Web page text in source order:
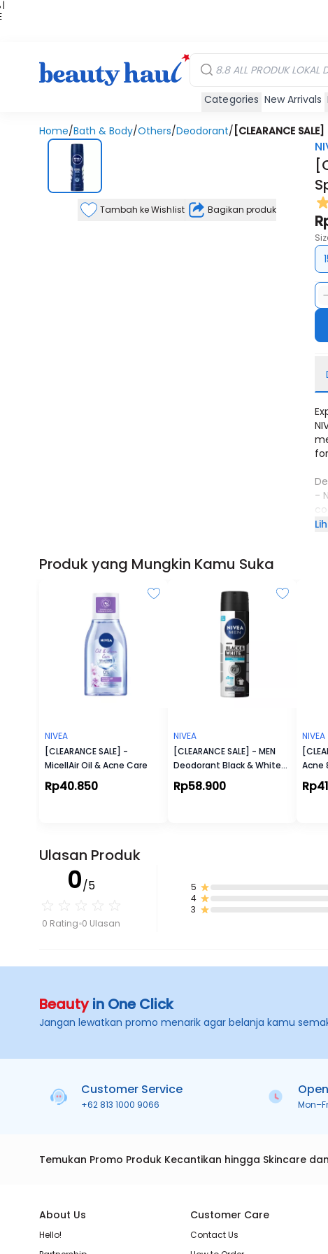
|
Categories New Arrivals
Home/Bath & Body/Others/Deodorant/ [CLEARANCE
Tambah ke Wishlist Bagikan produk
-
-
Produk yang Mungkin Kamu Suka
NIVEA
[CLEARANCE SALE] -
MicellAir Oil & Acne Care
Rp40.850
NIVEA
[CLEARANCE SALE] - MEN
Deodorant Black & White
Fresh Spray
Rp58.900
NIVEA
Acne
100ml
Ulasan Produk
0/5
0 Rating 0 Ulasan
5
4
3
Beautyin One Click
Jangan lewatkan promo menarik agar belanja kamu
Customer Service
+62 813 1000 9066
Temukan Promo Produk Kecantikan hingga Skincare
About Us
Hello!
Customer Care
Contact Us